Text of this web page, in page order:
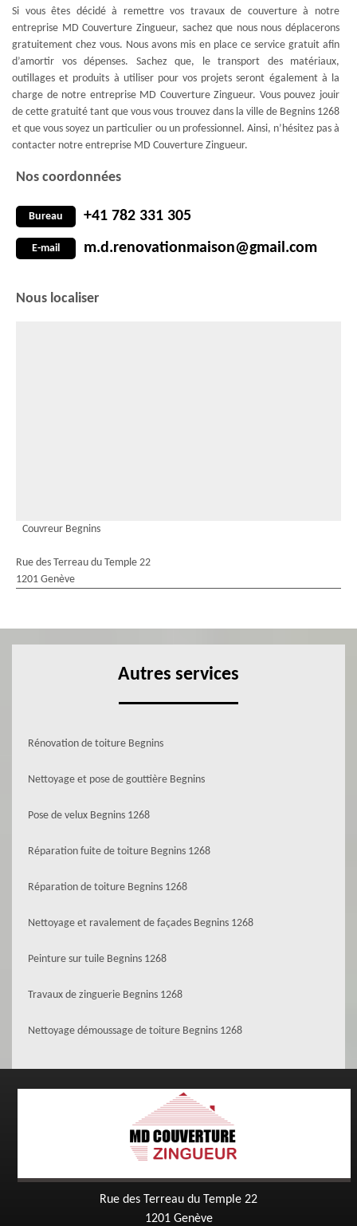
Si vous êtes décidé à remettre vos travaux de couverture à notre
entreprise MD Couverture Zingueur, sachez que nous nous déplacerons
gratuitement chez vous. Nous avons mis en place ce service gratuit afin
d’amortir vos dépenses. Sachez que, le transport des matériaux,
outillages et produits à utiliser pour vos projets seront également à la
charge de notre entreprise MD Couverture Zingueur. Vous pouvez jouir
de cette gratuité tant que vous vous trouvez dans la ville de Begnins 1268
et que vous soyez un particulier ou un professionnel. Ainsi, n’hésitez pas à
contacter notre entreprise MD Couverture Zingueur.
Nos coordonnées
Bureau +41 782 331 305
E-mail m.d.renovationmaison@gmail.com
Nous localiser
Couvreur Begnins
Rue des Terreau du Temple 22
1201 Genève
Autres services
Rénovation de toiture Begnins
Nettoyage et pose de gouttière Begnins
Pose de velux Begnins 1268
Réparation fuite de toiture Begnins 1268
Réparation de toiture Begnins 1268
Nettoyage et ravalement de façades Begnins 1268
Peinture sur tuile Begnins 1268
Travaux de zinguerie Begnins 1268
Nettoyage démoussage de toiture Begnins 1268
Rue des Terreau du Temple 22
1201 Genève